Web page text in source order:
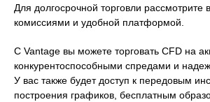
Для долгосрочной торговли рассмотрите
комиссиями и удобной платформой.
С Vantage вы можете торговать CFD на
конкурентоспособными спредами и
У вас также будет доступ к передовым
построения графиков, бесплатным